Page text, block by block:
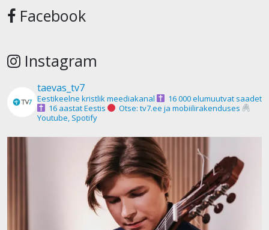
Facebook
Instagram
taevas_tv7
Eestikeelne kristlik meediakanal
16 000 elumuutvat saadet
16 aastat Eestis
Otse: tv7.ee ja mobiilirakenduses
Youtube, Spotify